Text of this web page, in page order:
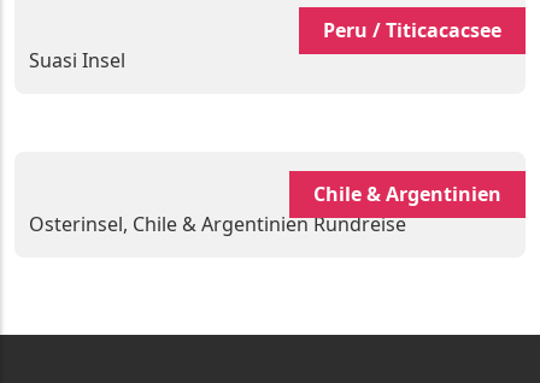
Peru / Titicacacsee
Suasi Insel
Chile & Argentinien
Osterinsel, Chile & Argentinien Rundreise